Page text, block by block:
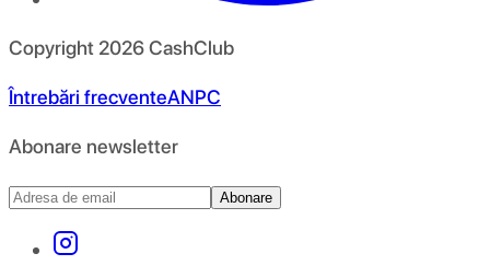
Copyright 2026CashClub
Întrebări frecventeANPC
Abonare newsletter
Abonare